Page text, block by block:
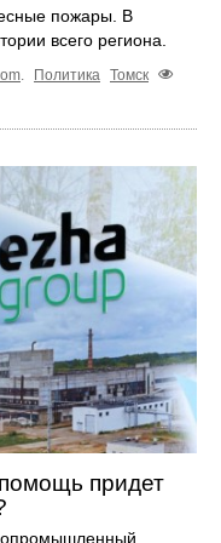
пожары. В
всего региона.
. Политика Томск
придет